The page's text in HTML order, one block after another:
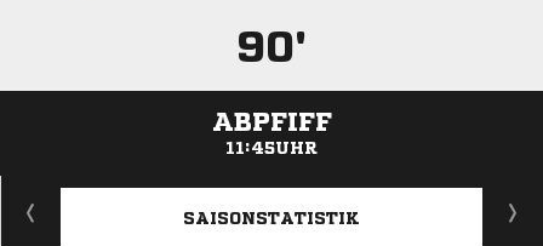
90'
ABPFIFF
11:45UHR
ANZEIGE
SAISONSTATISTIK